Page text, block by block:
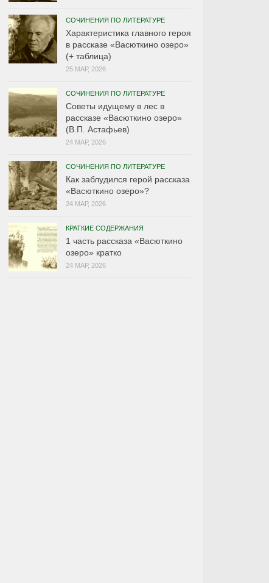
СОЧИНЕНИЯ ПО ЛИТЕРАТУРЕ
Характеристика главного героя
в рассказе «Васюткино озеро»
(+ таблица)
25 МАР, 2026
СОЧИНЕНИЯ ПО ЛИТЕРАТУРЕ
Советы идущему в лес в
рассказе «Васюткино озеро»
(В.П. Астафьев)
24 МАР, 2026
СОЧИНЕНИЯ ПО ЛИТЕРАТУРЕ
Как заблудился герой рассказа
«Васюткино озеро»?
24 МАР, 2026
КРАТКИЕ СОДЕРЖАНИЯ
1 часть рассказа «Васюткино
озеро» кратко
24 МАР, 2026